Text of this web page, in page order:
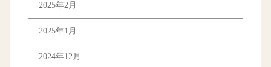
2025年2月
2025年1月
2024年12月